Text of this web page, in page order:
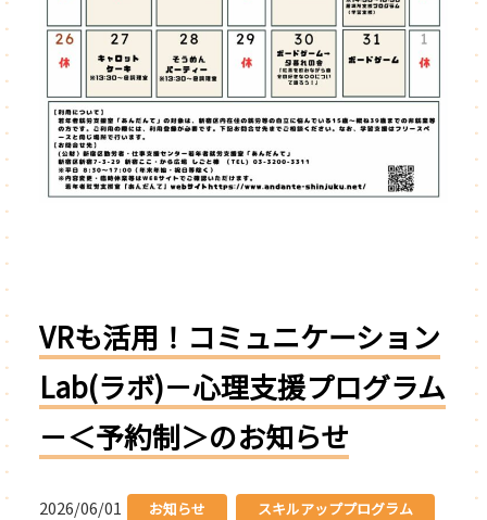
VRも活用！コミュニケーション
Lab(ラボ)－心理支援プログラム
－＜予約制＞のお知らせ
2026/06/01 お知らせ
スキルアッププログラム